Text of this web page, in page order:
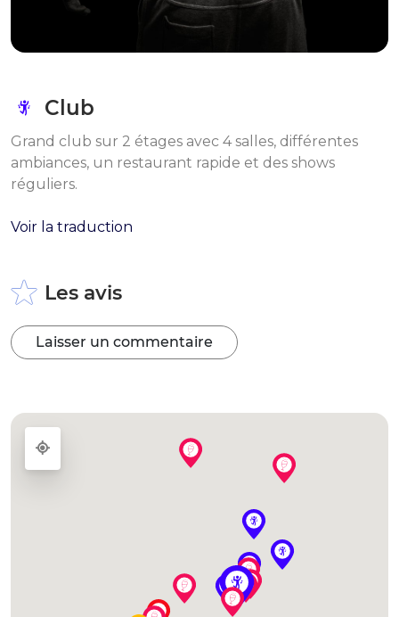
Club
Grand club sur 2 étages avec 4 salles, différentes
ambiances, un restaurant rapide et des shows
réguliers.
Voir la traduction
Les avis
Laisser un commentaire